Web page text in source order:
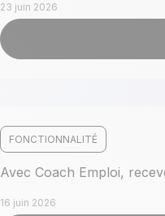
23 juin 2026
FONCTIONNALITÉ
Avec Coach Emploi,
16 juin 2026